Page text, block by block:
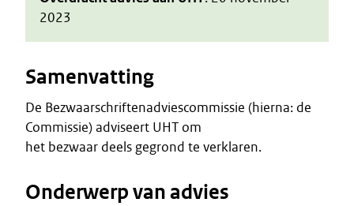
2023
Samenvatting
De Bezwaarschriftenadviescommissie (hierna: de
Commissie) adviseert UHT om
het bezwaar deels gegrond te verklaren.
Onderwerp van advies